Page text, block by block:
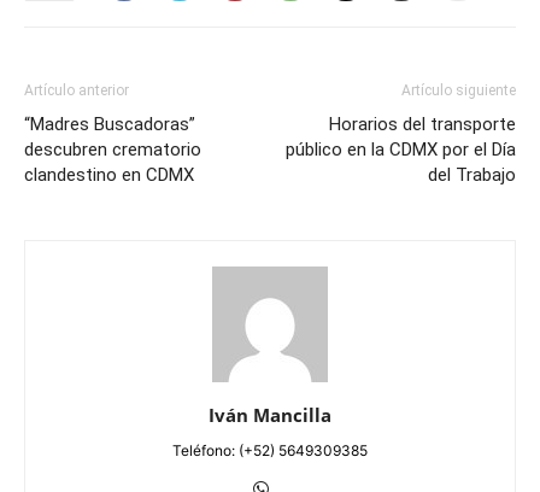
Artículo anterior
“Madres Buscadoras”
descubren crematorio
clandestino en CDMX
Artículo siguiente
Horarios del transporte
público en la CDMX por el Día
del Trabajo
Iván Mancilla
Teléfono: (+52) 5649309385